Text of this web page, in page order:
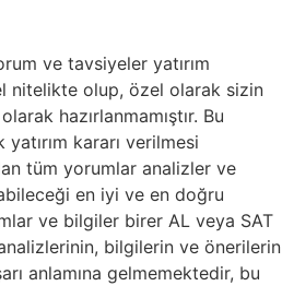
ve tavsiyeler yatırım
nitelikte olup, özel olarak sizin
hazırlanmamıştır. Bu
kararı verilmesi
tüm yorumlar analizler ve
en iyi ve en doğru
ve bilgiler birer AL veya SAT
bilgilerin ve önerilerin
anlamına gelmemektedir, bu